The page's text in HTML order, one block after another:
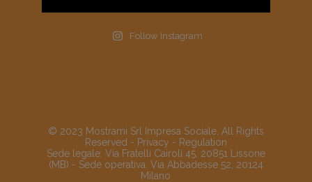
Follow Instagram
© 2023 Mostrami Srl Impresa Sociale, All Rights
Reserved - Privacy - Regulation
Sede legale: Via Fratelli Cairoli 45, 20851 Lissone
(MB) - Sede operativa: Via Abbadesse 52, 20124
Milano